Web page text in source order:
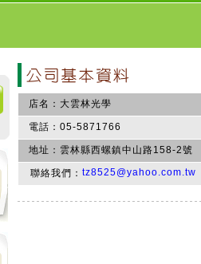
店名： 大雲林光學
電話： 05-5871766
地址： 雲林縣西螺鎮中山路158-2號
聯絡我們： tz8525@yahoo.com.tw